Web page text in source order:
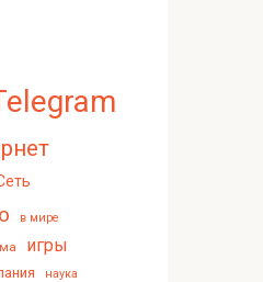
в мире
игры
наука